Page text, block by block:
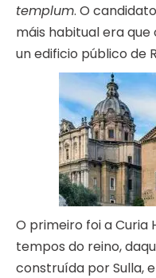
templum. O
máis habitual era que
un edificio público de
O primeiro foi a Curia
tempos do reino,
construída por Sulla,